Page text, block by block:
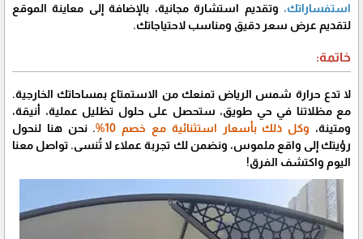
استفساراتك، وتقديم استشارة مجانية، بالإضافة إلى معاينة الموقع
لتقديم عرض سعر دقيق ومناسب لاحتياجاتك.
خاتمة:
لا تدع حرارة شمس الرياض تمنعك من الاستمتاع بمساحاتك الخارجية.
مع مظلاتنا في حي طويق، ستحصل على حلول تظليل عملية، أنيقة،
ومتينة، وكل ذلك بأسعار استثنائية مع خصم 10%
. نحن هنا لنحول
رؤيتك إلى واقع ملموس، ونضمن لك تجربة عملاء لا تُنسى. تواصل معنا
اليوم واكتشف الفرق!